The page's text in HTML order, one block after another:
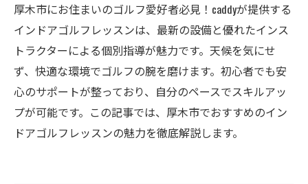
厚木市にお住まいのゴルフ愛好者必見！caddyが提供する
インドアゴルフレッスンは、最新の設備と優れたインス
トラクターによる個別指導が魅力です。天候を気にせ
ず、快適な環境でゴルフの腕を磨けます。初心者でも安
心のサポートが整っており、自分のペースでスキルアッ
プが可能です。この記事では、厚木市でおすすめのイン
ドアゴルフレッスンの魅力を徹底解説します。